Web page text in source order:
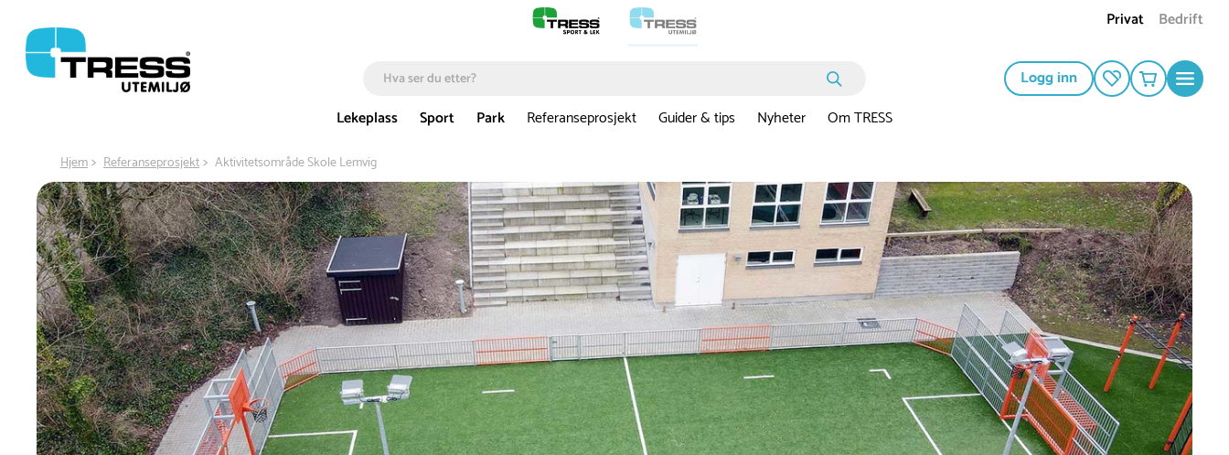
Privat Bedrift
Logg inn
Lekeplass
Sport Park Referanseprosjekt Guider & tips Nyheter Om TRESS
Hjem Referanseprosjekt Aktivitetsområde Skole Lemvig